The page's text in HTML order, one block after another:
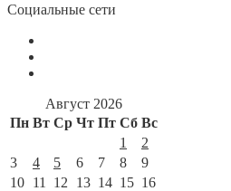
Социальные сети
Август 2026
Пн Вт Ср Чт Пт Сб Вс
1
2
3
4 5 6 7 8
9
10 11 12 13 14 15 16